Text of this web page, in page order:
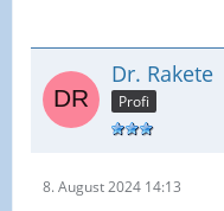
Dr. Rakete
Profi
8. August 2024 14:13